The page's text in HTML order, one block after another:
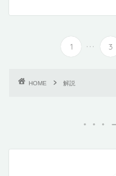
1 ... 3
HOME 解説